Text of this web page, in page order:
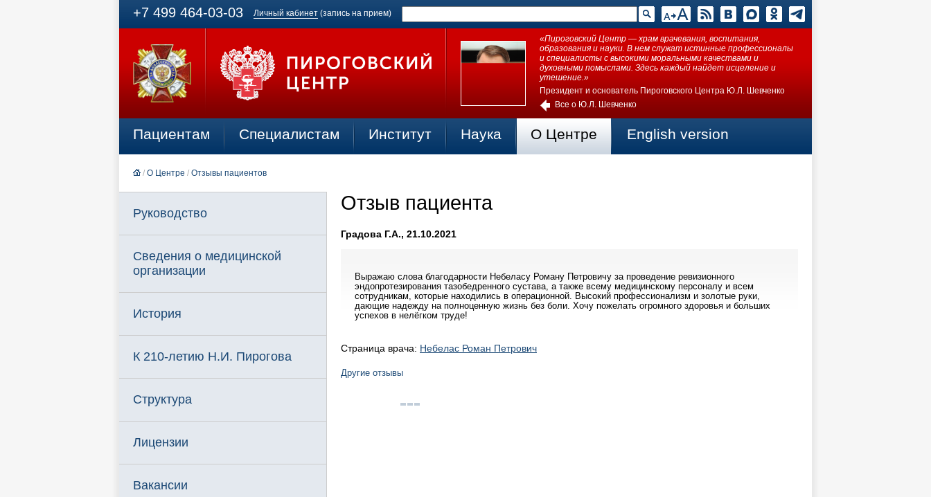
+7 499 464-03-03 Личный кабинет (запись на прием)
«Пироговский Центр — храм врачевания, воспитания,
образования и науки. В нем служат истинные профессионалы
и специалисты с высокими моральными качествами и
духовными помыслами. Здесь каждый найдет исцеление и
утешение.»
Президент и основатель Пироговского Центра Ю.Л. Шевченко
Все о Ю.Л. Шевченко
Пациентам Специалистам Институт Наука О Центре English version
/ О Центре / Отзывы пациентов
Руководство
Сведения о медицинской
организации
История
К 210-летию Н.И. Пирогова
Структура
Лицензии
Вакансии
Отзыв пациента
Градова Г.А., 21.10.2021
Выражаю слова благодарности Небеласу Роману Петровичу за проведение ревизионного
эндопротезирования тазобедренного сустава, а также всему медицинскому персоналу и всем
сотрудникам, которые находились в операционной. Высокий профессионализм и золотые руки,
дающие надежду на полноценную жизнь без боли. Хочу пожелать огромного здоровья и больших
успехов в нелёгком труде!
Страница врача: Небелас Роман Петрович
Другие отзывы